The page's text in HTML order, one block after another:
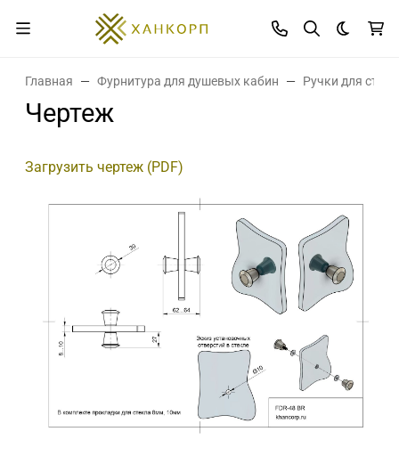
Темная
Главная Фурнитура для душевых кабин Ручки для
Чертеж
Загрузить чертеж (PDF)